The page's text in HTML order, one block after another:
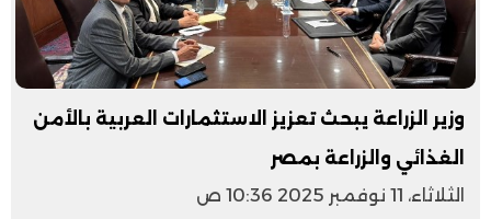
وزير الزراعة يبحث تعزيز الاستثمارات العربية بالأمن
الغذائي والزراعة بمصر
الثلاثاء، 11 نوفمبر 2025 10:36 ص